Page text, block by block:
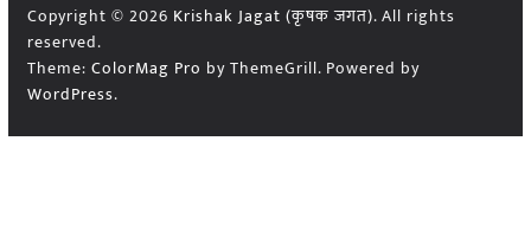
Copyright © 2026 Krishak Jagat (कृषक जगत). All rights
reserved.
Theme: ColorMag Pro by ThemeGrill. Powered by
WordPress.